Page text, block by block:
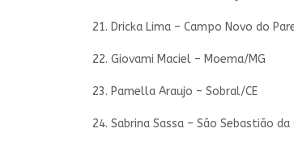
21. Dricka Lima – Campo Novo do
22. Giovami Maciel – Moema/MG
23. Pamella Araujo – Sobral/CE
24. Sabrina Sassa – São Sebastião da